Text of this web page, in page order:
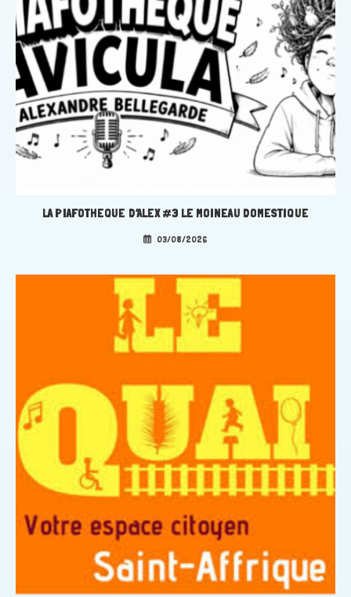
LA PIAFOTHEQUE D’ALEX #3 LE MOINEAU DOMESTIQUE
03/08/2026